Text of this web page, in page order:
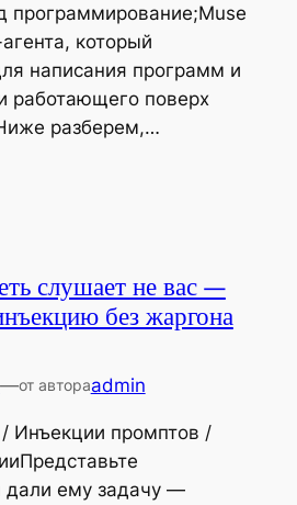
программирование;Muse
который
написания программ и
работающего поверх
разберем,…
слушает не вас —
без жаргона
—от автораadmin
Инъекции промптов /
дали ему задачу —